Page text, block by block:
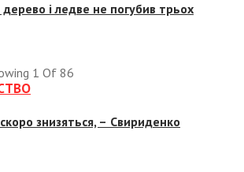
і ледве не погубив трьох
1 Of 86
знизяться, – Свириденко